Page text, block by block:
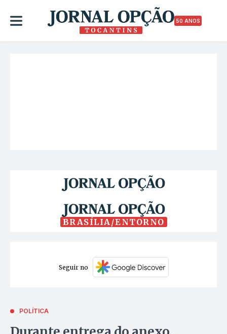
50 ANOS
BRASÍLIA/ENTORNO
Seguir no
POLÍTICA